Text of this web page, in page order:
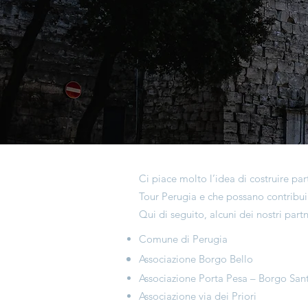
Ci piace molto l’idea di costruire
Tour Perugia e che possano
Qui di seguito, alcuni dei nostri
Comune di Perugia
Associazione Borgo Bello
Associazione Porta Pesa – Borgo
Associazione via dei Priori